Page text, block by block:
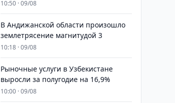
10:50 · 09/08
В Андижанской области произошло
землетрясение магнитудой 3
10:18 · 09/08
Рыночные услуги в Узбекистане
выросли за полугодие на 16,9%
10:00 · 09/08